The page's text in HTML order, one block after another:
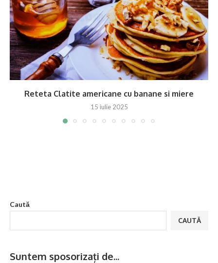
Reteta Clatite americane cu banane si miere
15 iulie 2025
Caută
CAUTĂ
Suntem sposorizați de...